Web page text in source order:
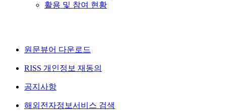
활용 및 참여 현황
원문뷰어 다운로드
RISS 개인정보 재동의
공지사항
해외전자정보서비스 검색